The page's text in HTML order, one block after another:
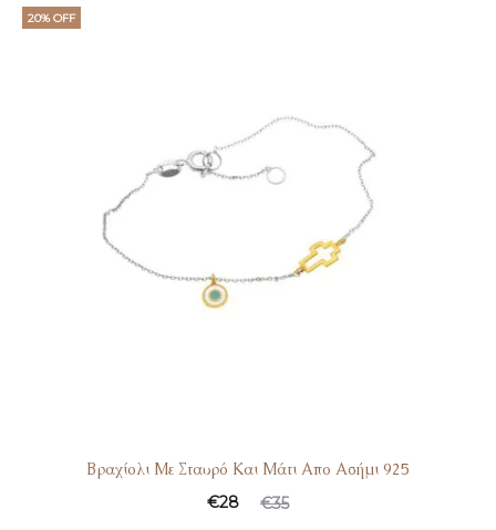
20% OFF
Βραχίολι Με Σταυρό Και Μάτι Απο Ασήμι 925
€35
€28